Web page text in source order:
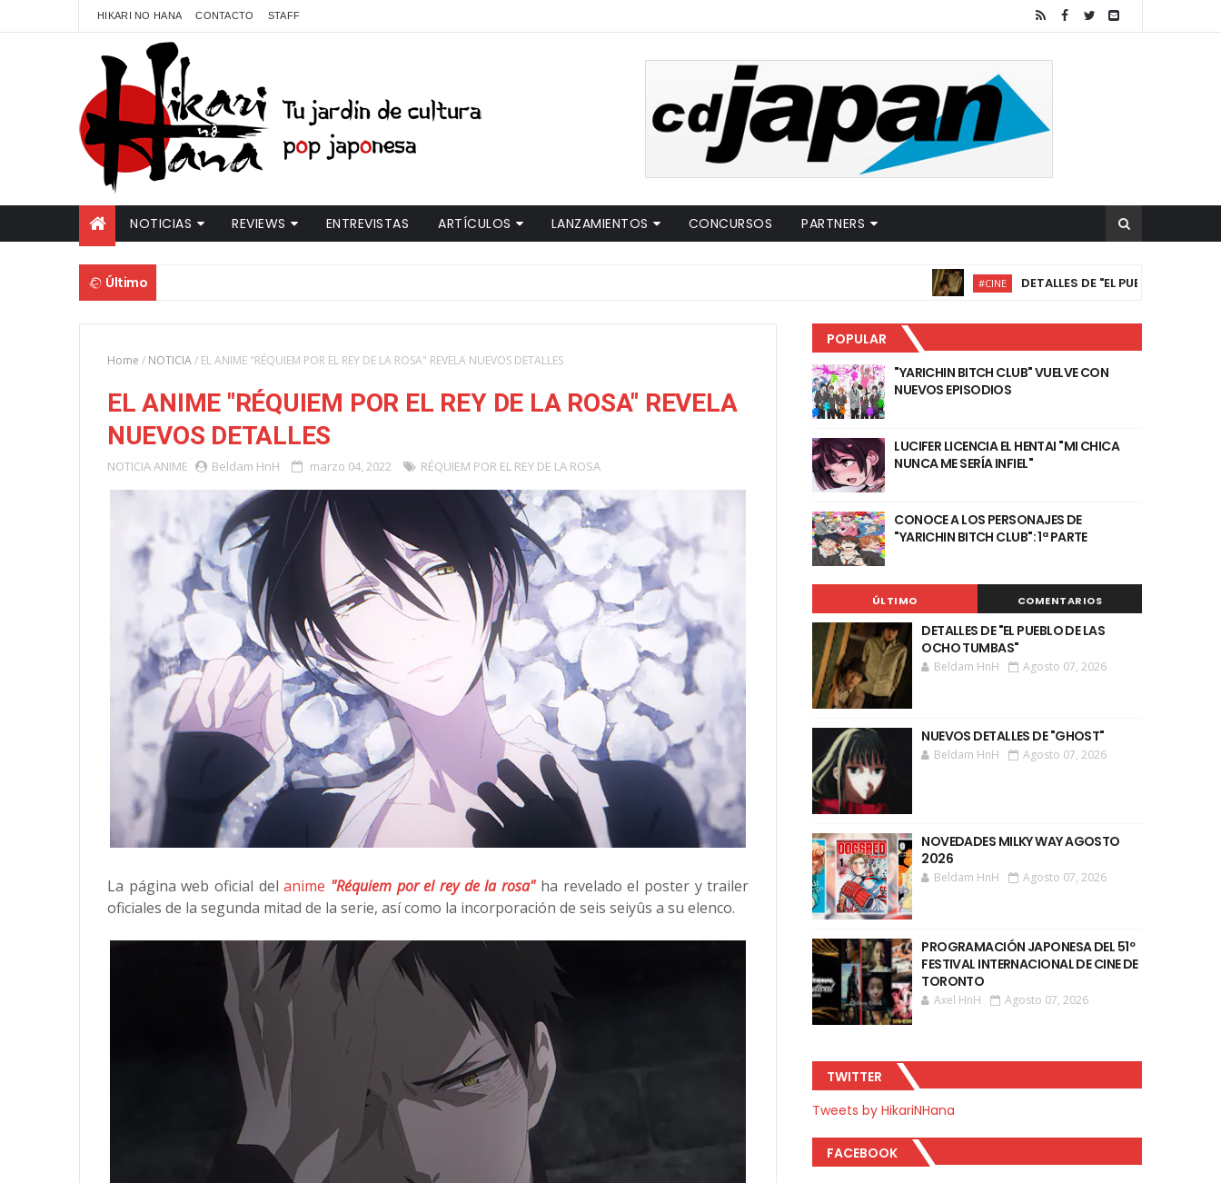
HIKARI NO HANA CONTACTO STAFF
NOTICIAS REVIEWS ENTREVISTAS ARTÍCULOS LANZAMIENTOS CONCURSOS PARTNERS
Último #CINE DETALLES DE "EL PUEBLO DE LAS OCHO
Home / NOTICIA/ EL ANIME "RÉQUIEM POR EL REY DE LA ROSA" REVELA NUEVOS DETALLES
EL ANIME "RÉQUIEM POR EL REY DE LA ROSA" REVELA
NUEVOS DETALLES
NOTICIAANIME Beldam HnH marzo 04, 2022 RÉQUIEM POR EL REY DE LA ROSA
La página web oficial delanime "Réquiem por el rey de la rosa"ha revelado el poster y trailer
oficiales de la segunda mitad de la serie, así como la incorporación de seis seiyûs a su elenco.
POPULAR
"YARICHIN BITCH CLUB" VUELVE CON
NUEVOS EPISODIOS
LUCIFER LICENCIA EL HENTAI "MI CHICA
NUNCA ME SERÍA INFIEL"
CONOCE A LOS PERSONAJES DE
"YARICHIN BITCH CLUB": 1ª PARTE
ÚLTIMO COMENTARIOS
DETALLES DE "EL PUEBLO DE LAS
OCHO TUMBAS"
Beldam HnH Agosto 07, 2026
NUEVOS DETALLES DE "GHOST"
Beldam HnH Agosto 07, 2026
NOVEDADES MILKY WAY AGOSTO
2026
Beldam HnH Agosto 07, 2026
PROGRAMACIÓN JAPONESA DEL 51º
FESTIVAL INTERNACIONAL DE CINE DE
TORONTO
Axel HnH Agosto 07, 2026
TWITTER
Tweets by HikariNHana
FACEBOOK